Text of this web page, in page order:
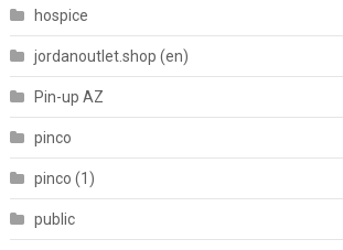
hospice
jordanoutlet.shop (en)
Pin-up AZ
pinco
pinco (1)
public